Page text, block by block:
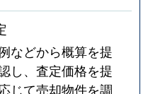
などから概算を提
し、査定価格を提
じて売却物件を調